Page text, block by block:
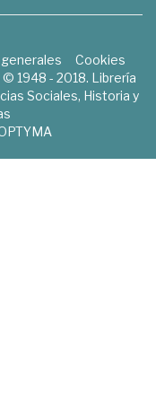
Cookies
1948 - 2018. Librería
Sociales, Historia y